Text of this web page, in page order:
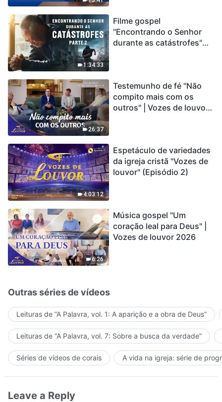
1:34:33
Filme gospel
"Encontrando o Senhor
durante as catástrofes"
catástrofes ccontecem, a
humanidade está
entrando em contagem
26:37
Testemunho de fé "Não
compito mais com os
outros" | Vozes de louvor
4:03:12
Espetáculo de variedades
da igreja cristã "Vozes de
louvor" (Episódio 2)
6:26
Música gospel "Um
coração leal para Deus" |
Vozes de louvor 2026
Outras séries de vídeos
Leituras de “A Palavra, vol. 1: A aparição e a obra de Deus”
Leituras de “A Palavra, vol. 7: Sobre a busca da verdade”
Séries de vídeos de corais A vida na igreja: série de
Leave a Reply